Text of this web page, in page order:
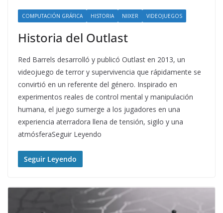
COMPUTACIÓN GRÁFICA HISTORIA NIIXER VIDEOJUEGOS
Historia del Outlast
Red Barrels desarrolló y publicó Outlast en 2013, un
videojuego de terror y supervivencia que rápidamente se
convirtió en un referente del género. Inspirado en
experimentos reales de control mental y manipulación
humana, el juego sumerge a los jugadores en una
experiencia aterradora llena de tensión, sigilo y una
atmósferaSeguir Leyendo
Seguir Leyendo